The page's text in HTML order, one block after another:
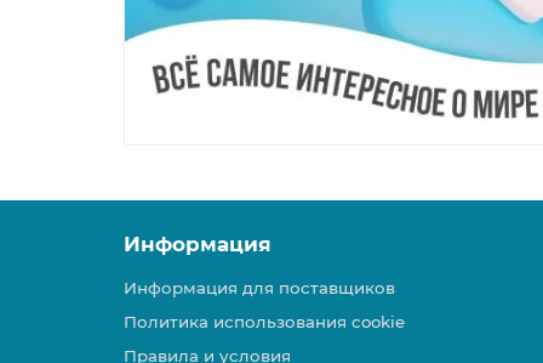
Информация
Информация для поставщиков
Политика использования cookie
Правила и условия